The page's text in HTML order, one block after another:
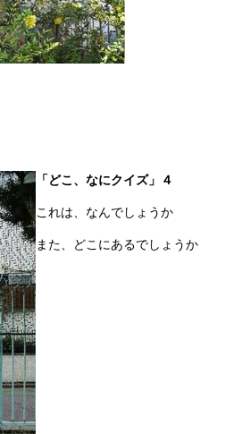
「どこ、なにクイズ」４
これは、なんでしょうか
また、どこにあるでしょうか